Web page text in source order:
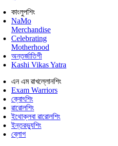
কাংলুপশিং
NaMo
Merchandise
Celebrating
Motherhood
অন্তর্জাতিগী
Kashi Vikas Yatra
এন এম ৱাখল্লোনশিং
Exam Warriors
ক্বোৎশিং
ৱারোলশিং
ইথোক্লবা ৱারোলশিং
ইন্তরভ্যুশিং
ব্লোগ